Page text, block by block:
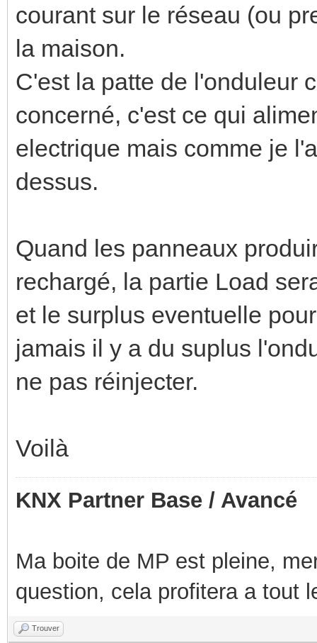
courant sur le réseau (ou
la maison.
C'est la patte de l'onduleur
concerné, c'est ce qui
electrique mais comme je
dessus.
Quand les panneaux
rechargé, la partie Load
et le surplus eventuelle
jamais il y a du suplus
ne pas réinjecter.
Voilà
KNX Partner Base / Avancé
Ma boite de MP est pleine,
question, cela profitera a tout
Trouver